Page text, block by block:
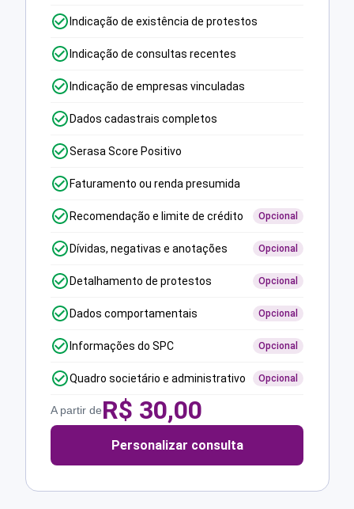
Indicação de existência de protestos
Indicação de consultas recentes
Indicação de empresas vinculadas
Dados cadastrais completos
Serasa Score Positivo
Faturamento ou renda presumida
Recomendação e limite de crédito Opcional
Dívidas, negativas e anotações Opcional
Detalhamento de protestos Opcional
Dados comportamentais Opcional
Informações do SPC Opcional
Quadro societário e administrativo Opcional
A partir deR$ 30,00
Personalizar consulta